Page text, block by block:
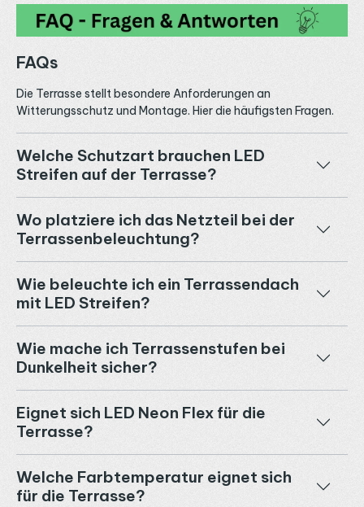
FAQs
Die Terrasse stellt besondere Anforderungen an
Witterungsschutz und Montage. Hier die häufigsten Fragen.
Welche Schutzart brauchen LED
Streifen auf der Terrasse?
Wo platziere ich das Netzteil bei der
Terrassenbeleuchtung?
Wie beleuchte ich ein Terrassendach
mit LED Streifen?
Wie mache ich Terrassenstufen bei
Dunkelheit sicher?
Eignet sich LED Neon Flex für die
Terrasse?
Welche Farbtemperatur eignet sich
für die Terrasse?